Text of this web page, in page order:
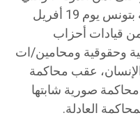
أصدرتها المحكمة الابتدائية بتونس يوم 19 أفريل
شخصًا من قيادات أحزاب
وحقوقية ومحامين/ات
عقب محاكمة
صورية شابتها
العادلة.